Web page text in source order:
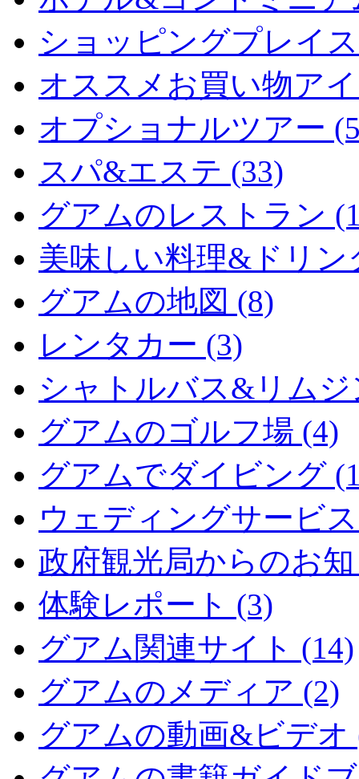
ショッピングプレイ
オススメお買い物ア
オプショナルツアー
スパ&エステ (33)
グアムのレストラン
美味しい料理&ドリン
グアムの地図 (8)
レンタカー (3)
シャトルバス&リムジ
グアムのゴルフ場 (4)
グアムでダイビング
ウェディングサービ
政府観光局からのお
体験レポート (3)
グアム関連サイト (14)
グアムのメディア (2)
グアムの動画&ビデオ